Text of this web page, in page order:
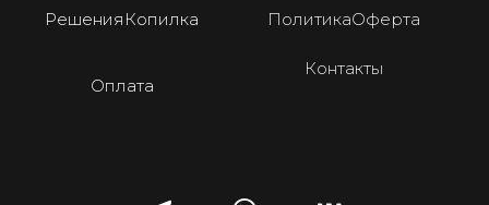
Решения Копилка
Оплата
ПолитикаОферта
Контакты